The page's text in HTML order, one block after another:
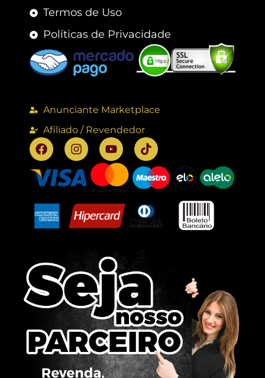
Termos de Uso
Políticas de Privacidade
Anunciante Marketplace
Afiliado / Revendedor